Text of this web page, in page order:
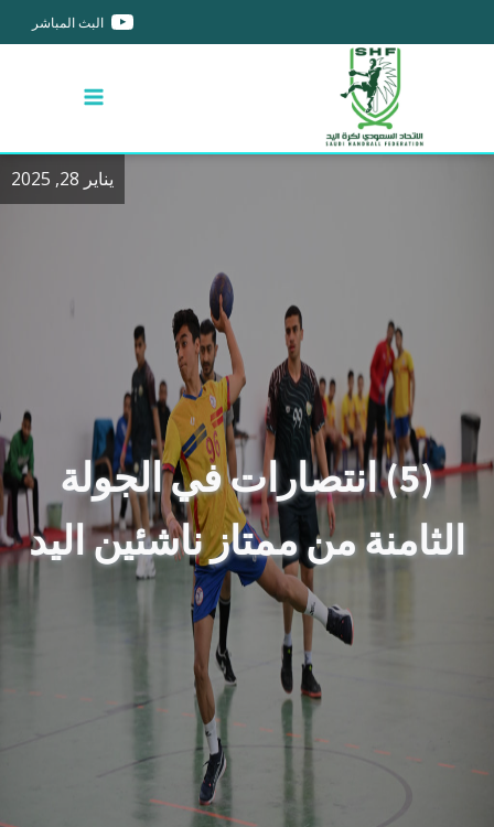
البث المباشر
يناير 28, 2025
(5) انتصارات في الجولة
الثامنة من ممتاز ناشئين اليد